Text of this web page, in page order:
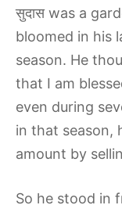
सुदास was a
bloomed in his
season. He
that I am
even during
in that season,
amount by
So he stood in